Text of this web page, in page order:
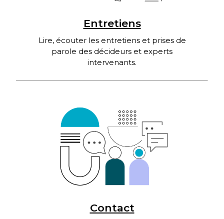
Entretiens
Lire, écouter les entretiens et prises de
parole des décideurs et experts
intervenants.
Contact